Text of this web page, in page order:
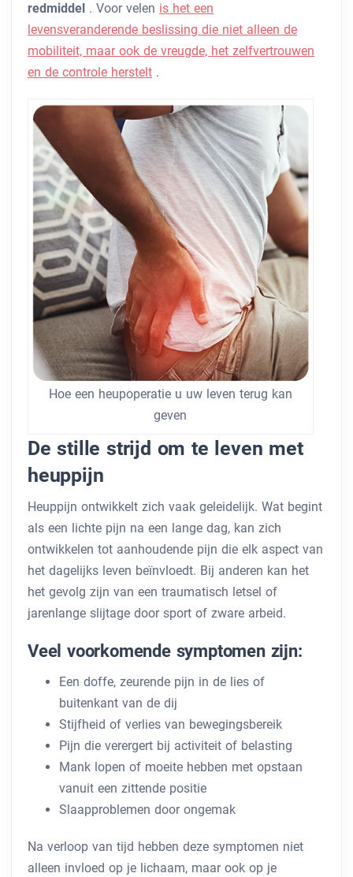
redmiddel . Voor velen is het een
levensveranderende beslissing die niet alleen de
mobiliteit, maar ook de vreugde, het zelfvertrouwen
en de controle herstelt .
Hoe een heupoperatie u uw leven terug kan
geven
De stille strijd om te leven met
heuppijn
Heuppijn ontwikkelt zich vaak geleidelijk. Wat begint
als een lichte pijn na een lange dag, kan zich
ontwikkelen tot aanhoudende pijn die elk aspect van
het dagelijks leven beïnvloedt. Bij anderen kan het
het gevolg zijn van een traumatisch letsel of
jarenlange slijtage door sport of zware arbeid.
Veel voorkomende symptomen zijn:
Een doffe, zeurende pijn in de lies of
buitenkant van de dij
Stijfheid of verlies van bewegingsbereik
Pijn die verergert bij activiteit of belasting
Mank lopen of moeite hebben met opstaan ​​
vanuit een zittende positie
Slaapproblemen door ongemak
Na verloop van tijd hebben deze symptomen niet
alleen invloed op je lichaam, maar ook op je